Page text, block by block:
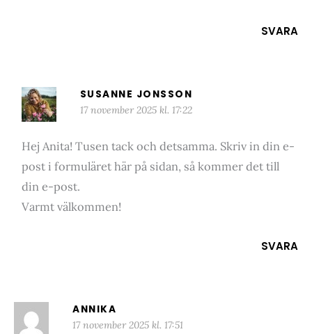
SVARA
SUSANNE JONSSON
17 november 2025 kl. 17:22
Hej Anita! Tusen tack och detsamma. Skriv in din e-
post i formuläret här på sidan, så kommer det till
din e-post.
Varmt välkommen!
SVARA
ANNIKA
17 november 2025 kl. 17:51